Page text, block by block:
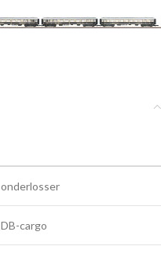
onderlosser
DB-cargo